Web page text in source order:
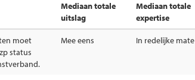
Mediaan totale
uitslag
Mediaan totale
expertise
moet
status
Mee eens In redelijke mate